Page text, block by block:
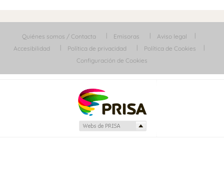
Quiénes somos / Contacta Emisoras
Aviso legal
Accesibilidad
Política de privacidad
Política de Cookies
Configuración de Cookies